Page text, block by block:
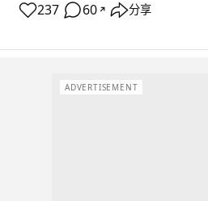
237 60 ↗ 分享
ADVERTISEMENT